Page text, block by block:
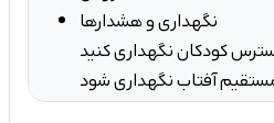
نگهداری و هشدارها